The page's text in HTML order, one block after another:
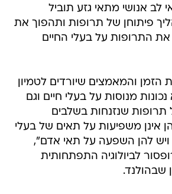
לב אנושי מתאי גזע תוביל
פיתוחן של תרופות ותהפוך את
התרופות על בעלי החיים
הזמן והמאמצים שיורדים לטמיון
מנוסות על בעלי חיים וגם
שנזנחות בשלבים
אינן משפיעות על תאים של בעלי
ויש להן השפעה על תאי אדם",
לביולוגיה התפתחותית
שבהולנד.